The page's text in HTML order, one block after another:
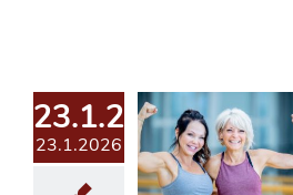
23.1.2026
23.1.2026